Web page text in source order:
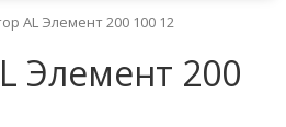
AL Элемент 200 100 12
Элемент 200